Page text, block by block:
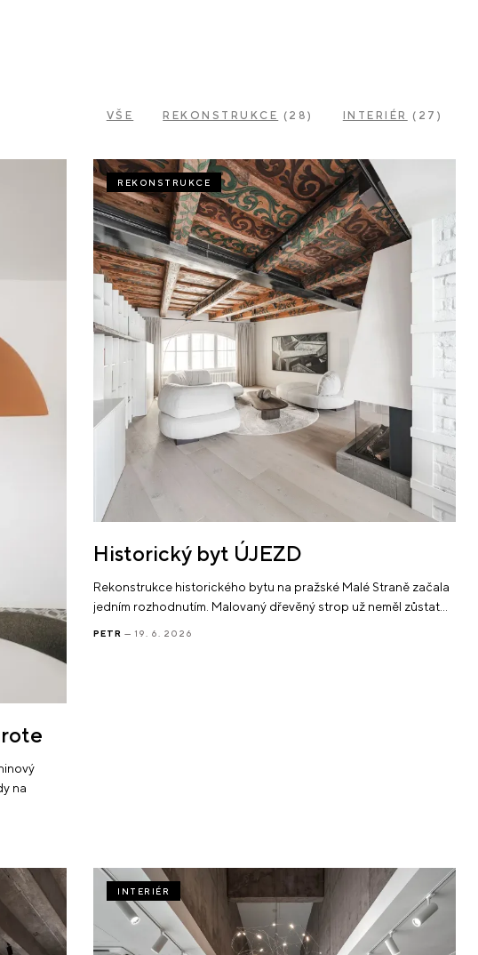
VŠE REKONSTRUKCE (28) INTERIÉR (27)
na
REKONSTRUKCE
Historický byt ÚJEZD
Rekonstrukce historického bytu na pražské Malé Straně začala
jedním rozhodnutím. Malovaný dřevěný strop už neměl zůstat…
PETR — 19. 6. 2026
INTERIÉR